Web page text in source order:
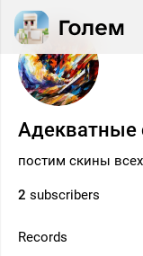
Адекватные
постим скины
2 subscribers
Records